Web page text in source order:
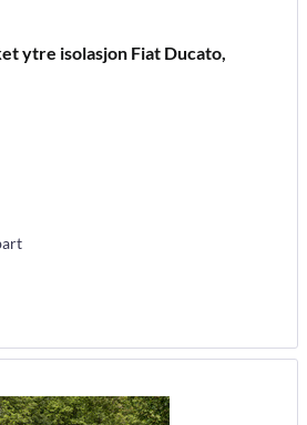
ytre isolasjon Fiat Ducato,